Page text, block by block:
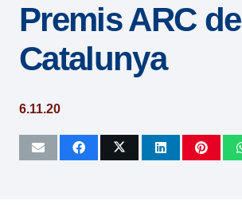
Premis ARC de
Catalunya
6.11.20